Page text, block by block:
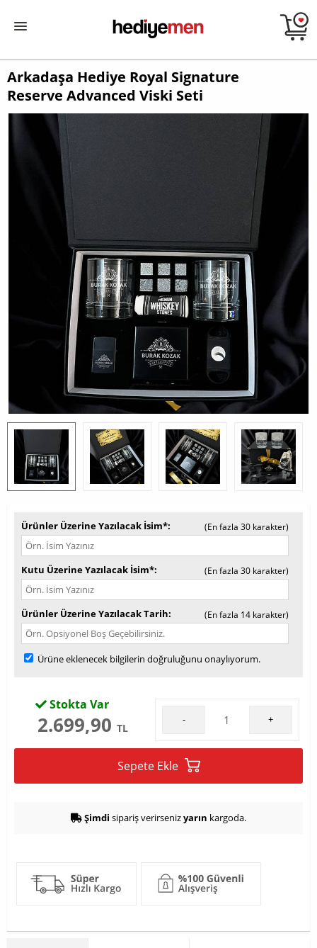
Arkadaşa Hediye Royal Signature
Reserve Advanced Viski Seti
Ürünler Üzerine Yazılacak İsim* (En fazla 30 karakter)
Kutu Üzerine Yazılacak İsim* (En fazla 30 karakter)
Ürünler Üzerine Yazılacak Tarih (En fazla 14 karakter)
Ürüne eklenecek bilgilerin doğruluğunu onaylıyorum.
Stokta Var
2.699,90 TL
- +
Sepete Ekle
Şimdi sipariş verirsenizyarın kargoda.